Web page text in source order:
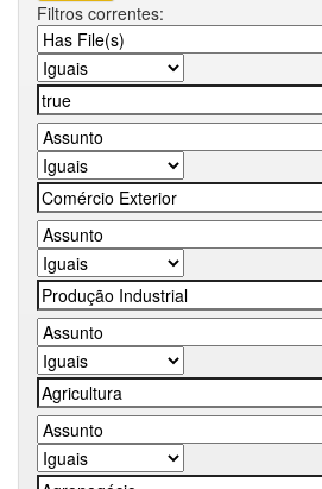
Filtros correntes: